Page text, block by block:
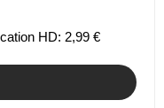
HD: 2,99 €